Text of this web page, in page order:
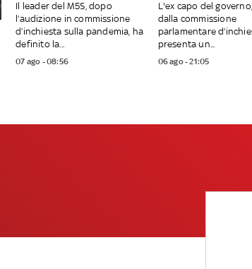
Il leader del M5S, dopo
l’audizione in commissione
d’inchiesta sulla pandemia, ha
definito la...
07 ago - 08:56
L'ex capo del
dalla commissione
parlamentare
presenta un...
06 ago - 21:05